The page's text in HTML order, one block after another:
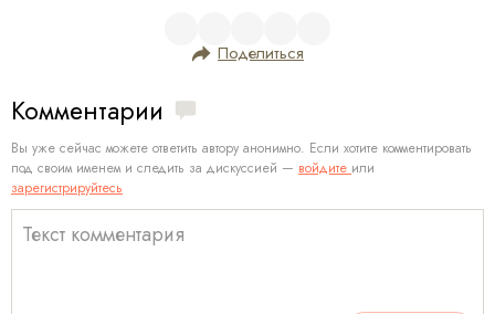
Поделиться
Комментарии
Вы уже сейчас можете ответить автору анонимно. Если хотите комментировать
под своим именем и следить за дискуссией — войдите или
зарегистрируйтесь